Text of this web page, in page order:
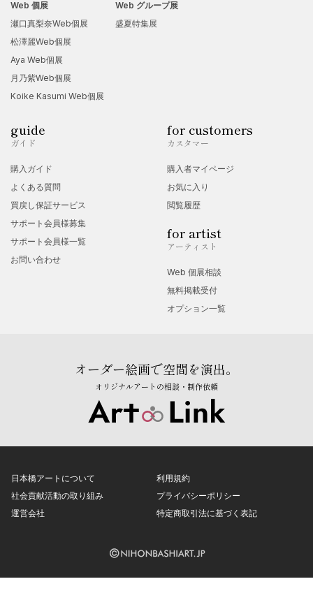
Web 個展
瀬口真梨奈Web個展
松澤麗Web個展
Aya Web個展
月乃紫Web個展
Koike Kasumi Web個展
Web グループ展
盛夏特集展
guide
ガイド
購入ガイド
よくある質問
買戻し保証サービス
サポート会員様募集
サポート会員様一覧
お問い合わせ
for customers
カスタマー
購入者マイページ
お気に入り
閲覧履歴
for artist
アーティスト
Web 個展相談
無料掲載受付
オプション一覧
オーダー絵画で空間を演出。
オリジナルアートの相談・制作依頼
日本橋アートについて
社会貢献活動の取り組み
運営会社
利用規約
プライバシーポリシー
特定商取引法に基づく表記